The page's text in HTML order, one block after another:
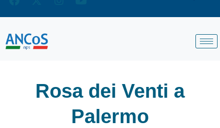
Rosa dei Venti a
Palermo